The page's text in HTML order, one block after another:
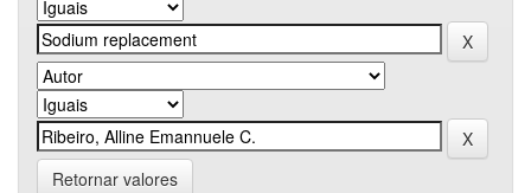
Retornar valores